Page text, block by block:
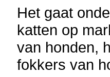
Het gaat
katten op
van honden,
fokkers van